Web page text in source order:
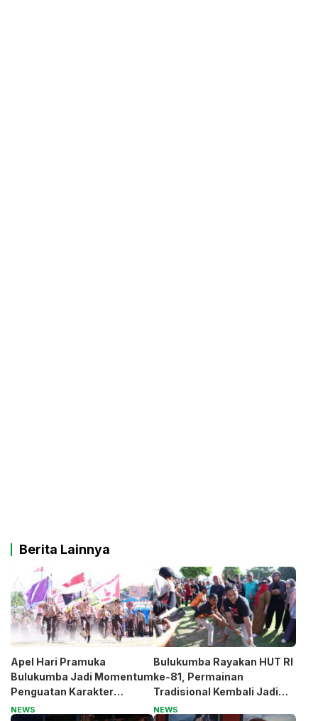
Berita Lainnya
Apel Hari Pramuka
Bulukumba Jadi Momentum
Penguatan Karakter
Generasi Muda
NEWS
Bulukumba Rayakan HUT RI
ke-81, Permainan
Tradisional Kembali Jadi
Magnet
NEWS